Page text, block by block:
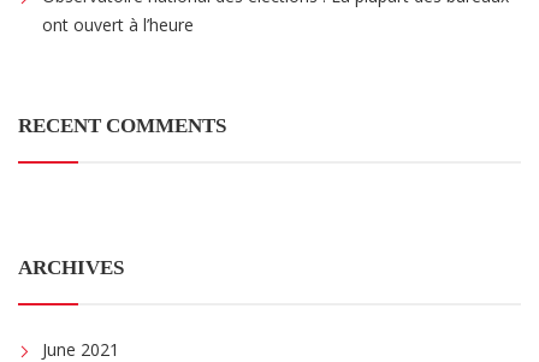
ont ouvert à l’heure
RECENT COMMENTS
ARCHIVES
June 2021